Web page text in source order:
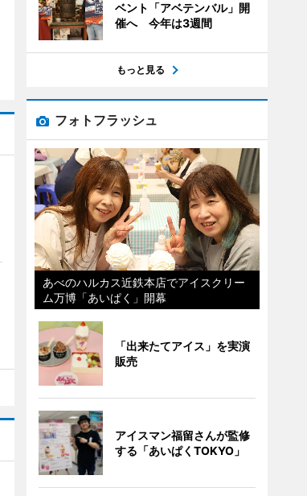
ベント「アベテンバル」開
催へ 今年は3週間
もっと見る
フォトフラッシュ
あべのハルカス近鉄本店でアイスクリー
ム万博「あいぱく」開幕
「出来たてアイス」を実演
販売
アイスマン福留さんが監修
する「あいぱくTOKYO」